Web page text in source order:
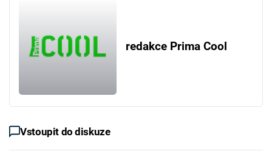
redakce Prima Cool
Vstoupit do diskuze